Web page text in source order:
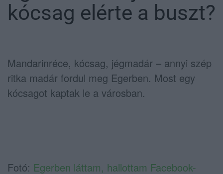
kócsag elérte a buszt?
Mandarinréce, kócsag, jégmadár – annyi szép
ritka madár fordul meg Egerben. Most egy
kócsagot kaptak le a városban.
Fotó: Egerben láttam, hallottam Facebook-